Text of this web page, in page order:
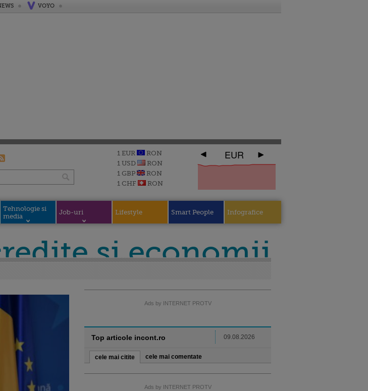
VOYO
1 EUR
RON
1 USD
RON
1 GBP
RON
1 CHF
RON
EUR
Tehnologie si
media
Job-uri Lifestyle Smart People Infografice
si economii
Ads by INTERNET PROTV
Top articole incont.ro 09.08.2026
cele mai citite cele mai comentate
Ads by INTERNET PROTV